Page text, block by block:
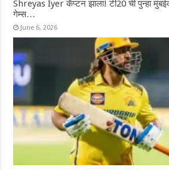
Shreyas Iyer कॅप्टन झाला! टी20 ची पुन्हा
गेम्स…
June 6, 2026